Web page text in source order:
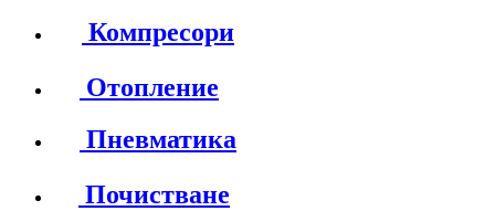
Компресори
Отопление
Пневматика
Почистване